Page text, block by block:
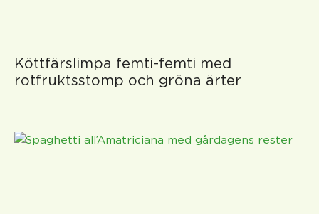
Köttfärslimpa femti-femti med
rotfruktsstomp och gröna ärter